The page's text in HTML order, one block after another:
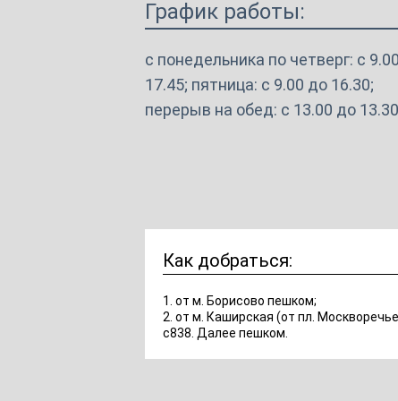
График работы:
с понедельника по четверг: с
17.45; пятница: с 9.00 до 16.30;
перерыв на обед: с 13.00 до
Как добраться:
1. от м. Борисово пешком;
2. от м. Каширская (от пл.
с838. Далее пешком.